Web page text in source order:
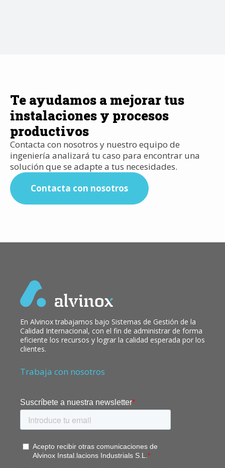
Te ayudamos a mejorar tus
instalaciones y procesos
productivos
Contacta con nosotros y nuestro equipo de
ingeniería analizará tu caso para encontrar una
solución que se adapte a tus necesidades.
Contacta con nosotros
En Alvinox trabajamos bajo Sistemas de Gestión de la
Calidad Internacional, con el fin de administrar de forma
eficiente los recursos y lograr la calidad esperada por los
clientes.
Trabaja con nosotros